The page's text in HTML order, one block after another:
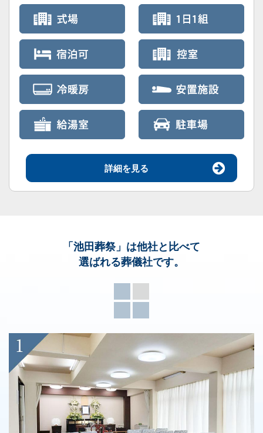
詳細を見る
「池田葬祭」 は他社と比べて
選ばれる葬儀社です。